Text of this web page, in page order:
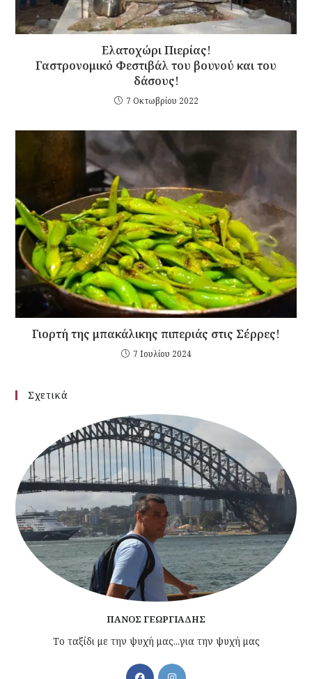
Ελατοχώρι Πιερίας!
Γαστρονομικό Φεστιβάλ του βουνού και του
δάσους!
7 Οκτωβρίου 2022
Γιορτή της μπακάλικης πιπεριάς στις Σέρρες!
7 Ιουλίου 2024
Σχετικά
ΠΆΝΟΣ ΓΕΩΡΓΙΆΔΗΣ
Το ταξίδι με την ψυχή μας...για την ψυχή μας